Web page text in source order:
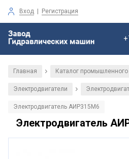
Вход | Регистрация
Главная / Каталог
Электродвигатели /
Электродвигатель АИР315М6
Электродвигатель